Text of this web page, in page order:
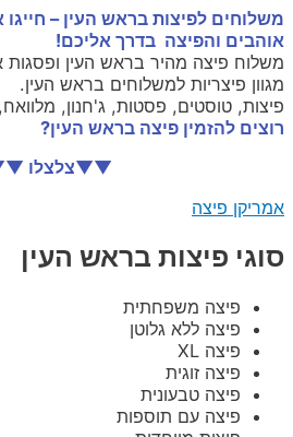
משלוחים לפיצות בראש העין –
אוהבים והפיצה בדרך אליכם!
משלוח פיצה מהיר בראש העין ופסגות
מגוון פיצריות למשלוחים בראש העין.
פיצות, טוסטים, פסטות, ג'חנון,
רוצים להזמין פיצה בראש העין?
▼▼צלצלו
אמריקן פיצה
סוגי פיצות בראש העין
פיצה משפחתית
פיצה ללא גלוטן
פיצה XL
פיצה זוגית
פיצה טבעונית
פיצה עם תוספות